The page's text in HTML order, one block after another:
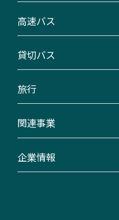
主要停留所案内図・時刻表
路線バスのご利用方法
三重交通接近情報バスロ
迂回・休止について
臨時バスについて
伊勢二見鳥羽周遊バス
「みえブルーライン」（
高速バス
南紀・VISON～横浜・東
伊賀～名古屋
南紀～VISON～名古屋
湯の山温泉～名古屋
桑名・長島温泉・金城ふ
（休止中）
貸切バス
貸切バスのご利用について
お問い合わせ
旅行
貸切バス団体旅行
美し国周遊ばす
関連事業
自家用自動車車両運行管理
企業情報